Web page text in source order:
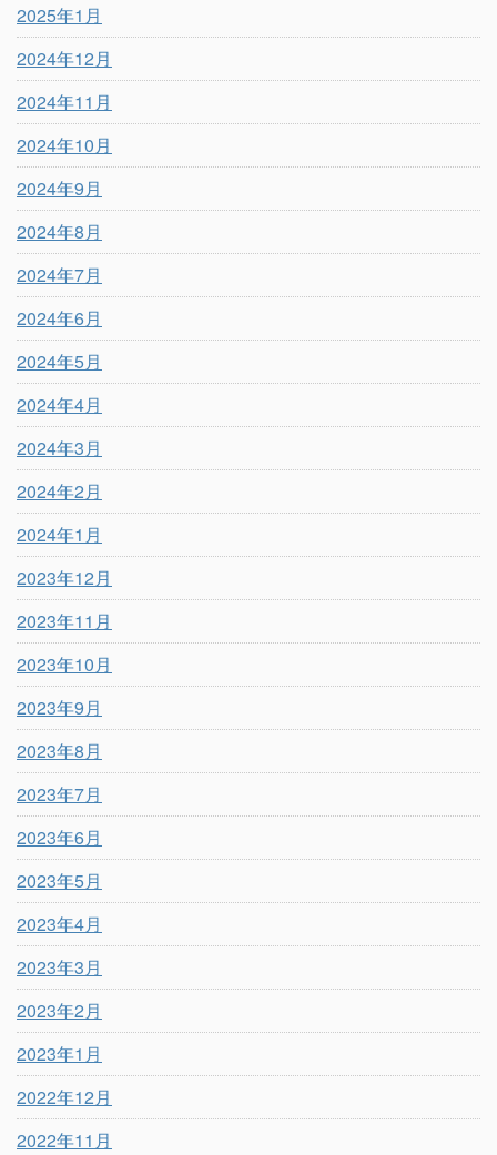
2025年1月
2024年12月
2024年11月
2024年10月
2024年9月
2024年8月
2024年7月
2024年6月
2024年5月
2024年4月
2024年3月
2024年2月
2024年1月
2023年12月
2023年11月
2023年10月
2023年9月
2023年8月
2023年7月
2023年6月
2023年5月
2023年4月
2023年3月
2023年2月
2023年1月
2022年12月
2022年11月